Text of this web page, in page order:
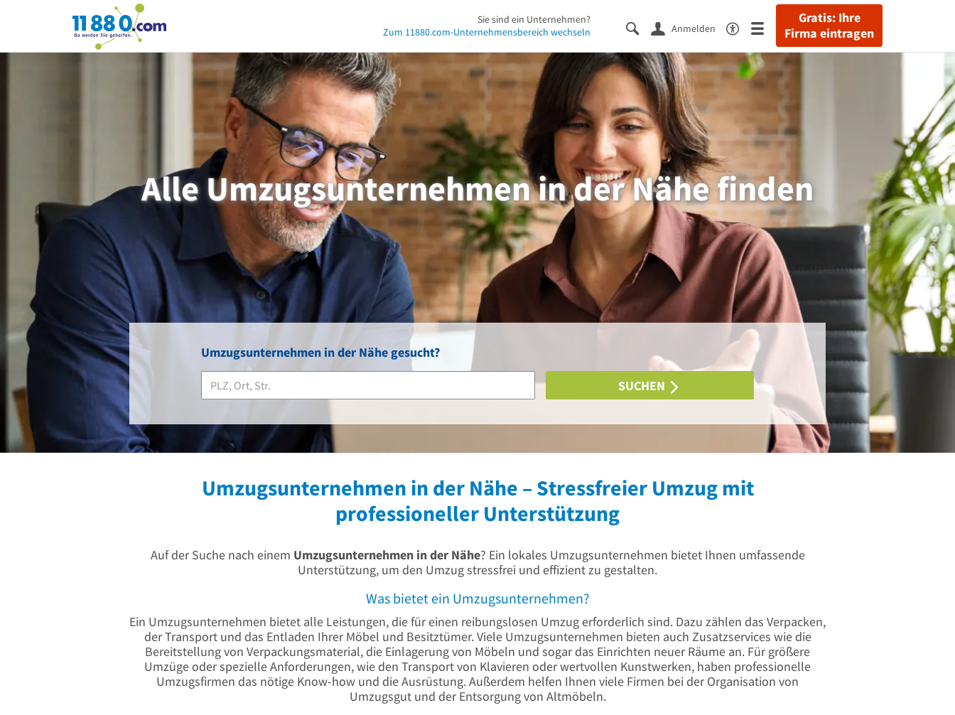
11880.com
Gratis: Ihre
Firma eintragen
Anmelden
Sie sind ein Unternehmen?
Zum 11880.com-Unternehmensbereich wechseln
Umzugsunternehmen in der Nähe gesucht?
SUCHEN
Alle Umzugsunternehmen in der Nähe finden
Umzugsunternehmen in der Nähe – Stressfreier Umzug mit
professioneller Unterstützung
Auf der Suche nach einem Umzugsunternehmen in der Nähe? Ein lokales Umzugsunternehmen bietet Ihnen umfassende
Unterstützung, um den Umzug stressfrei und effizient zu gestalten.
Was bietet ein Umzugsunternehmen?
Ein Umzugsunternehmen bietet alle Leistungen, die für einen reibungslosen Umzug erforderlich sind. Dazu zählen das Verpacken,
der Transport und das Entladen Ihrer Möbel und Besitztümer. Viele Umzugsunternehmen bieten auch Zusatzservices wie die
Bereitstellung von Verpackungsmaterial, die Einlagerung von Möbeln und sogar das Einrichten neuer Räume an. Für größere
Umzüge oder spezielle Anforderungen, wie den Transport von Klavieren oder wertvollen Kunstwerken, haben professionelle
Umzugsfirmen das nötige Know-how und die Ausrüstung. Außerdem helfen Ihnen viele Firmen bei der Organisation von
Umzugsgut und der Entsorgung von Altmöbeln.